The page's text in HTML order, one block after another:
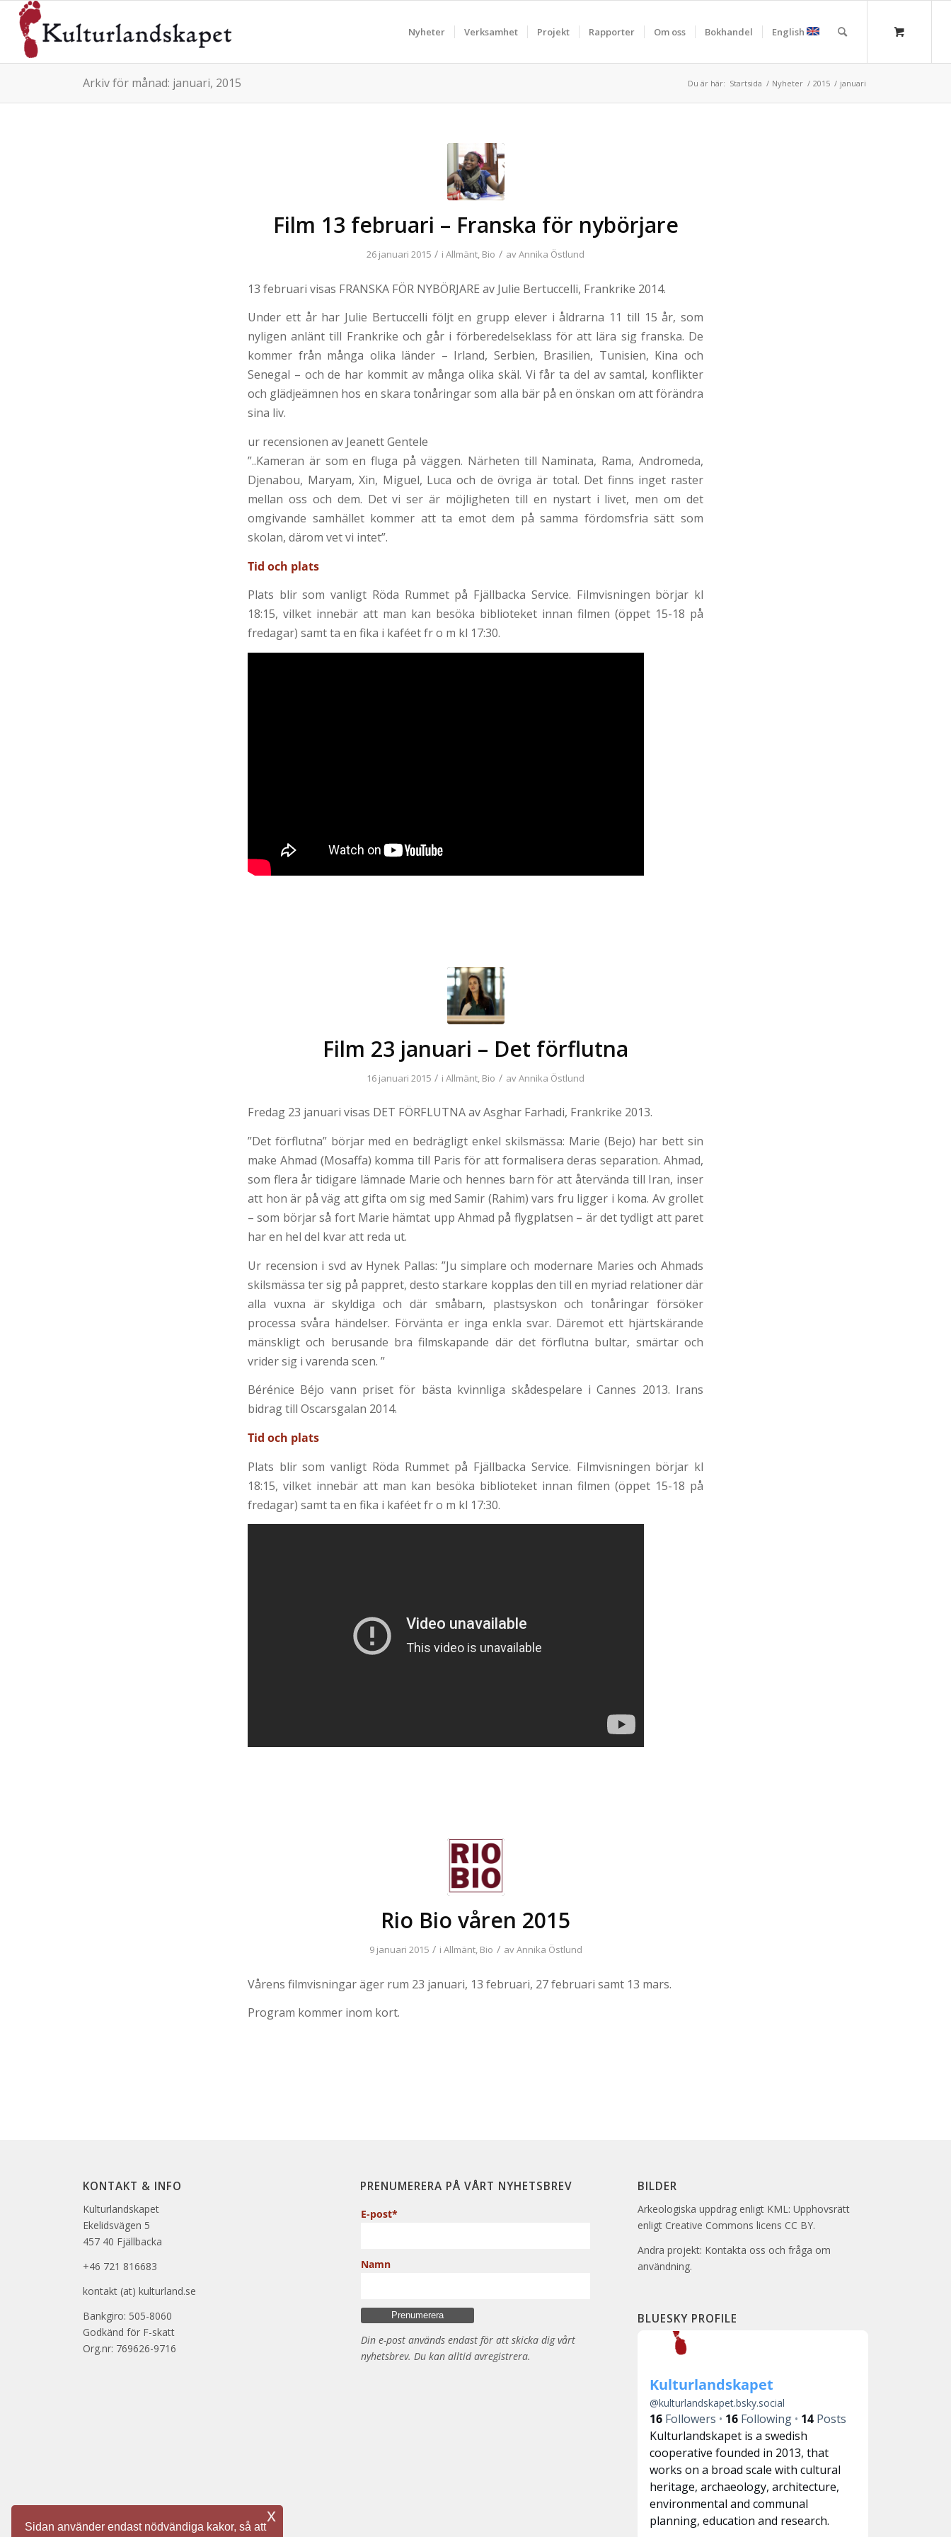
Nyheter Verksamhet Projekt Rapporter Om oss Bokhandel English
Arkiv för månad: januari, 2015 Du är här: Startsida / Nyheter / 2015 / januari
Film 13 februari – Franska för nybörjare
26 januari 2015 / i Allmänt, Bio / avAnnika Östlund
13 februari visas FRANSKA FÖR NYBÖRJARE av Julie Bertuccelli, Frankrike 2014.
Under ett år har Julie Bertuccelli följt en grupp elever i åldrarna 11 till 15 år, som
nyligen anlänt till Frankrike och går i förberedelseklass för att lära sig franska. De
kommer från många olika länder – Irland, Serbien, Brasilien, Tunisien, Kina och
Senegal – och de har kommit av många olika skäl. Vi får ta del av samtal, konflikter
och glädjeämnen hos en skara tonåringar som alla bär på en önskan om att förändra
sina liv.
ur recensionen av Jeanett Gentele
”..Kameran är som en fluga på väggen. Närheten till Naminata, Rama, Andromeda,
Djenabou, Maryam, Xin, Miguel, Luca och de övriga är total. Det finns inget raster
mellan oss och dem. Det vi ser är möjligheten till en nystart i livet, men om det
omgivande samhället kommer att ta emot dem på samma fördomsfria sätt som
skolan, därom vet vi intet”.
Tid och plats
Plats blir som vanligt Röda Rummet på Fjällbacka Service. Filmvisningen börjar kl
18:15, vilket innebär att man kan besöka biblioteket innan filmen (öppet 15-18 på
fredagar) samt ta en fika i kaféet fr o m kl 17:30.
Film 23 januari – Det förflutna
16 januari 2015 / i Allmänt, Bio / avAnnika Östlund
Fredag 23 januari visas DET FÖRFLUTNA av Asghar Farhadi, Frankrike 2013.
”Det förflutna” börjar med en bedrägligt enkel skilsmässa: Marie (Bejo) har bett sin
make Ahmad (Mosaffa) komma till Paris för att formalisera deras separation. Ahmad,
som flera år tidigare lämnade Marie och hennes barn för att återvända till Iran, inser
att hon är på väg att gifta om sig med Samir (Rahim) vars fru ligger i koma. Av grollet
– som börjar så fort Marie hämtat upp Ahmad på flygplatsen – är det tydligt att paret
har en hel del kvar att reda ut.
Ur recension i svd av Hynek Pallas: ”Ju simplare och modernare Maries och Ahmads
skilsmässa ter sig på pappret, desto starkare kopplas den till en myriad relationer där
alla vuxna är skyldiga och där småbarn, plastsyskon och tonåringar försöker
processa svåra händelser. Förvänta er inga enkla svar. Däremot ett hjärtskärande
mänskligt och berusande bra filmskapande där det förflutna bultar, smärtar och
vrider sig i varenda scen. ”
Bérénice Béjo vann priset för bästa kvinnliga skådespelare i Cannes 2013. Irans
bidrag till Oscarsgalan 2014.
Tid och plats
Plats blir som vanligt Röda Rummet på Fjällbacka Service. Filmvisningen börjar kl
18:15, vilket innebär att man kan besöka biblioteket innan filmen (öppet 15-18 på
fredagar) samt ta en fika i kaféet fr o m kl 17:30.
Rio Bio våren 2015
9 januari 2015 / i Allmänt, Bio / avAnnika Östlund
Vårens filmvisningar äger rum 23 januari, 13 februari, 27 februari samt 13 mars.
Program kommer inom kort.
KONTAKT & INFO
Kulturlandskapet
Ekelidsvägen 5
457 40 Fjällbacka
+46 721 816683
kontakt (at) kulturland.se
Bankgiro: 505-8060
Godkänd för F-skatt
Org.nr: 769626-9716
PRENUMERERA PÅ VÅRT NYHETSBREV
E-post*
Namn
Din e-post används endast för att skicka dig vårt
nyhetsbrev. Du kan alltid avregistrera.
BILDER
Arkeologiska uppdrag enligt KML: Upphovsrätt
enligt Creative Commons licens CC BY.
Andra projekt: Kontakta oss och fråga om
användning.
BLUESKY PROFILE
Kulturlandskapet
@kulturlandskapet.bsky.social
16 Followers 16 Following 14 Posts
Kulturlandskapet is a swedish
cooperative founded in 2013, that
works on a broad scale with cultural
heritage, archaeology, architecture,
environmental and communal
planning, education and research.
Sidan använder endast nödvändiga kakor, så att
x